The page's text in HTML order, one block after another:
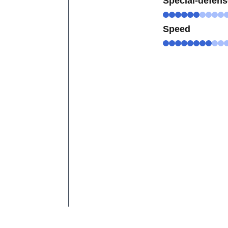
Speed